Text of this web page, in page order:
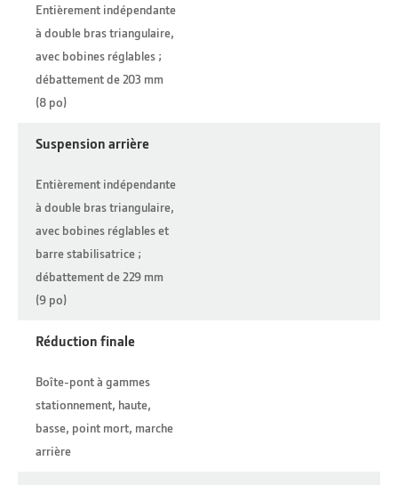
Entièrement indépendante
à double bras triangulaire,
avec bobines réglables ;
débattement de 203 mm
(8 po)
Suspension arrière
Entièrement indépendante
à double bras triangulaire,
avec bobines réglables et
barre stabilisatrice ;
débattement de 229 mm
(9 po)
Réduction finale
Boîte-pont à gammes
stationnement, haute,
basse, point mort, marche
arrière